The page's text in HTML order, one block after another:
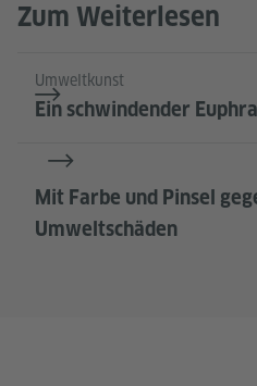
Zum Weiterlesen
Umweltkunst
Ein schwindender
Mit Farbe und Pinsel
Umweltschäden